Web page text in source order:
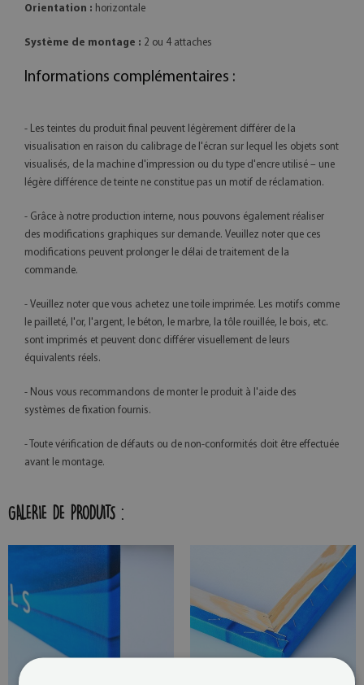
Orientation : horizontale
Système de montage : 2 ou 4 attaches
Informations complémentaires :
- Les teintes du produit final peuvent légèrement différer de la
visualisation en raison du calibrage de l'écran sur lequel les objets sont
visualisés, de la machine d'impression ou du type d'encre utilisé – une
légère différence de teinte ne constitue pas un motif de réclamation.
- Grâce à notre production interne, nous pouvons également réaliser
des modifications graphiques sur demande. Veuillez noter que ces
modifications peuvent prolonger le délai de traitement de la
commande.
- Veuillez noter que vous achetez une toile imprimée. Les motifs comme
le pailleté, l'or, l'argent, le béton, le marbre, la tôle rouillée, le bois, etc.
sont imprimés et peuvent donc différer visuellement de leurs
équivalents réels.
- Nous vous recommandons de monter le produit à l'aide des
systèmes de fixation fournis.
- Toute vérification de défauts ou de non-conformités doit être effectuée
avant le montage.
GALERIE DE PRODUITS :